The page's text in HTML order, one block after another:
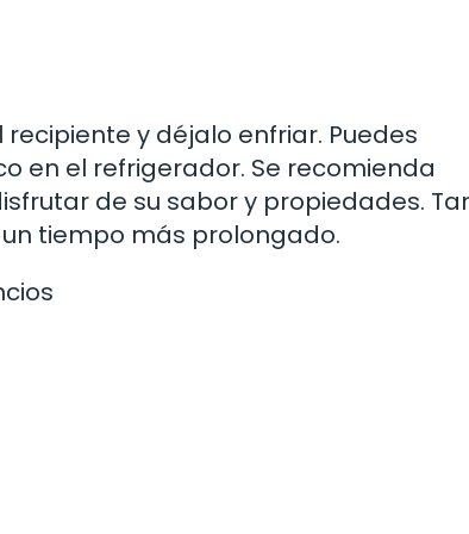
y déjalo enfriar. Puedes
en el refrigerador. Se recomienda
de su sabor y propiedades.
tiempo más prolongado.